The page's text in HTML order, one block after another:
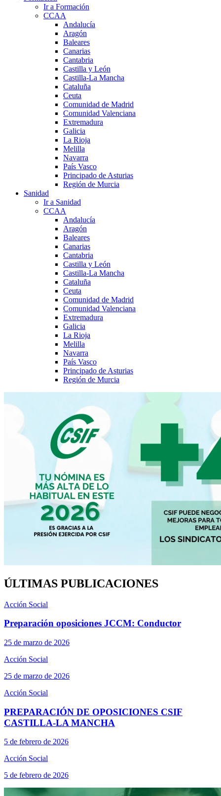
Ir a Formación
CCAA
Andalucía
Aragón
Baleares
Canarias
Cantabria
Castilla y León
Castilla-La Mancha
Cataluña
Ceuta
Comunidad de Madrid
Comunidad Valenciana
Extremadura
Galicia
La Rioja
Melilla
Navarra
País Vasco
Principado de Asturias
Región de Murcia
Sanidad
Ir a Sanidad
CCAA
Andalucía
Aragón
Baleares
Canarias
Cantabria
Castilla y León
Castilla-La Mancha
Cataluña
Ceuta
Comunidad de Madrid
Comunidad Valenciana
Extremadura
Galicia
La Rioja
Melilla
Navarra
País Vasco
Principado de Asturias
Región de Murcia
ÚLTIMAS PUBLICACIONES
Acción Social
Preparación oposiciones JCCM: Conductor
25 de marzo de 2026
Acción Social
25 de marzo de 2026
Acción Social
PREPARACIÓN DE OPOSICIONES CSIF
CASTILLA-LA MANCHA
5 de febrero de 2026
Acción Social
5 de febrero de 2026